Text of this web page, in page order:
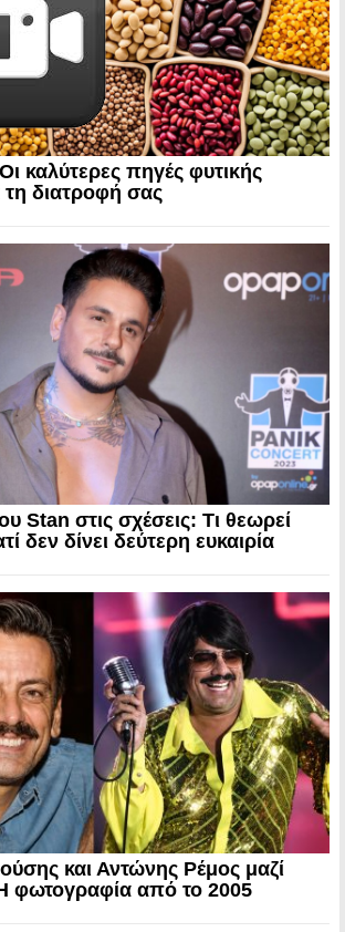
καλύτερες πηγές φυτικής
τη διατροφή σας
Stan στις σχέσεις: Τι θεωρεί
δεν δίνει δεύτερη ευκαιρία
και Αντώνης Ρέμος μαζί
φωτογραφία από το 2005